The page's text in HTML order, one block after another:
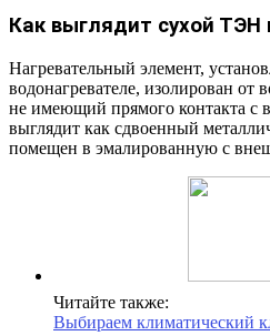
Как выглядит сухой ТЭН
Нагревательный элемент,
водонагревателе, изолирован от
не имеющий прямого контакта
выглядит как сдвоенный
помещен в эмалированную с
Читайте также:
Выбираем климатический